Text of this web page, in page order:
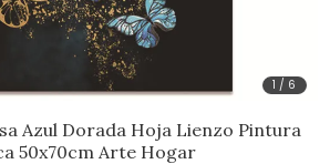
1 / 6
Azul Dorada Hoja Lienzo Pintura
50x70cm Arte Hogar